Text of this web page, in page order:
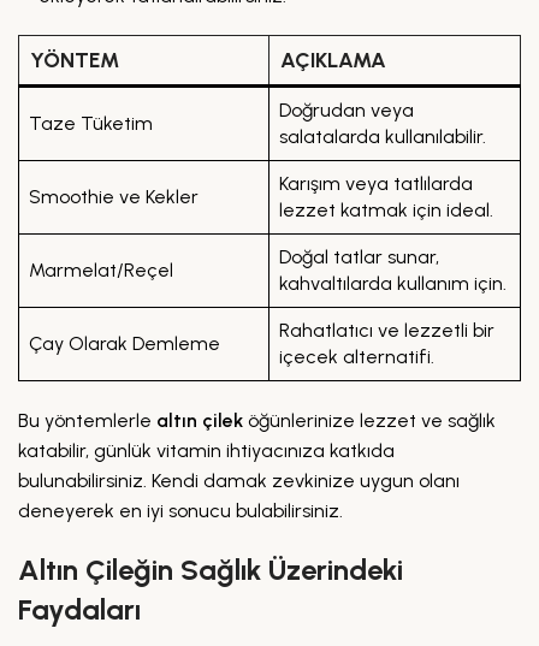
YÖNTEM AÇIKLAMA
Taze Tüketim
Doğrudan veya
salatalarda kullanılabilir.
Smoothie ve Kekler
Karışım veya tatlılarda
lezzet katmak için ideal.
Marmelat/Reçel
Doğal tatlar sunar,
kahvaltılarda kullanım için.
Çay Olarak Demleme
Rahatlatıcı ve lezzetli bir
içecek alternatifi.
Bu yöntemlerle altın çilek öğünlerinize lezzet ve sağlık
katabilir, günlük vitamin ihtiyacınıza katkıda
bulunabilirsiniz. Kendi damak zevkinize uygun olanı
deneyerek en iyi sonucu bulabilirsiniz.
Altın Çileğin Sağlık Üzerindeki
Faydaları